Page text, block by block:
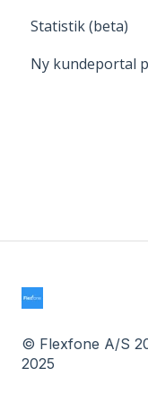
Bordtelefon
Statistik (beta)
Generelt om
Ny kundeportal
© Flexfone A/S
2025